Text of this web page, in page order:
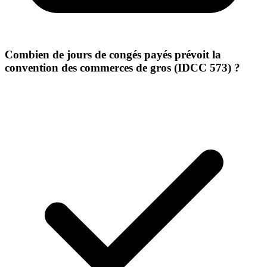
Combien de jours de congés payés prévoit la
convention des commerces de gros (IDCC 573) ?